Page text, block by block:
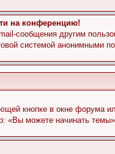
на конференцию!
сообщения другим
системой анонимными
кнопке в окне форума
«Вы можете начинать